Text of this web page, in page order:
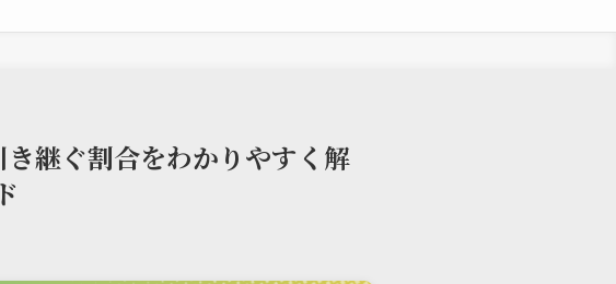
継ぐ割合をわかりやすく解